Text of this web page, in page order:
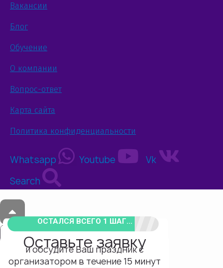
Вакансии
Блог
Обучение
О компании
Вопрос-ответ
Карта сайта
Политика конфиденциальности
Whatsapp Youtube
Vk
Search
ОСТАЛСЯ ВСЕГО 1 ШАГ...
Оставьте заявку
и обсудите Ваш праздник с
организатором в течение 15 минут